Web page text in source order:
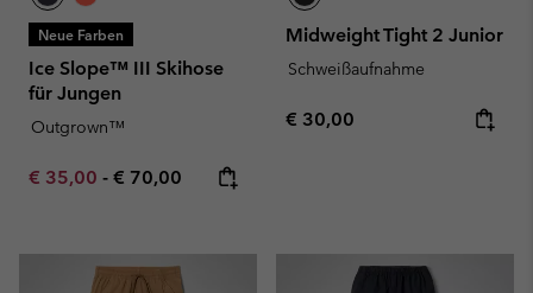
Neue Farben
Ice Slope™ III Skihose
für Jungen
Outgrown™
Minimum sale price:
€ 35,00 - Maximum price:
€ 70,00
Midweight Tight 2 Junior
Schweißaufnahme
Regular price:
€ 30,00